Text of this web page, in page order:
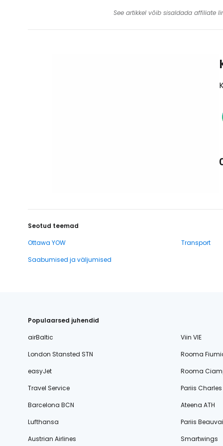
See artikkel võib sisaldada affiliate
Seotud teemad
Ottawa YOW
Transport
Saabumised ja väljumised
Populaarsed juhendid
airBaltic
Viin VIE
London Stansted STN
Rooma
easyJet
Rooma
Travel Service
Pariis
Barcelona BCN
Ateena ATH
Lufthansa
Pariis
Austrian Airlines
Smartwings